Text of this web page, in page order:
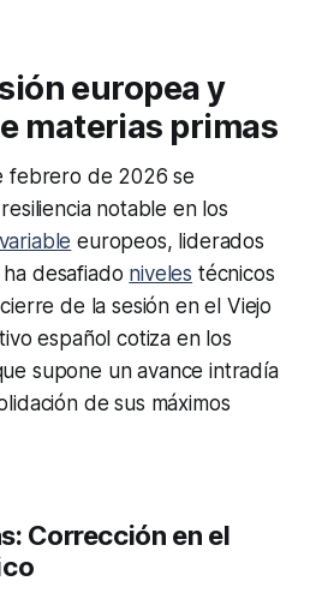
europea y
materias primas
febrero de 2026 se
notable en los
europeos, liderados
desafiado niveles técnicos
de la sesión en el Viejo
español cotiza en los
supone un avance intradía
de sus máximos
Corrección en el